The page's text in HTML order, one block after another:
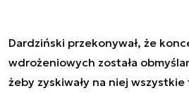
Dardziński przekonywał, że
wdrożeniowych została
żeby zyskiwały na niej